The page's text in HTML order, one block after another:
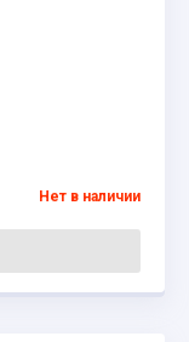
Нет в наличии